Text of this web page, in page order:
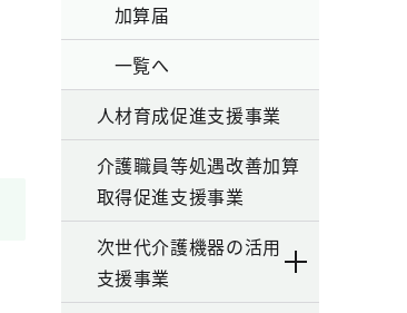
加算届
一覧へ
人材育成促進支援事業
介護職員等処遇改善加算
取得促進支援事業
次世代介護機器の活用
支援事業